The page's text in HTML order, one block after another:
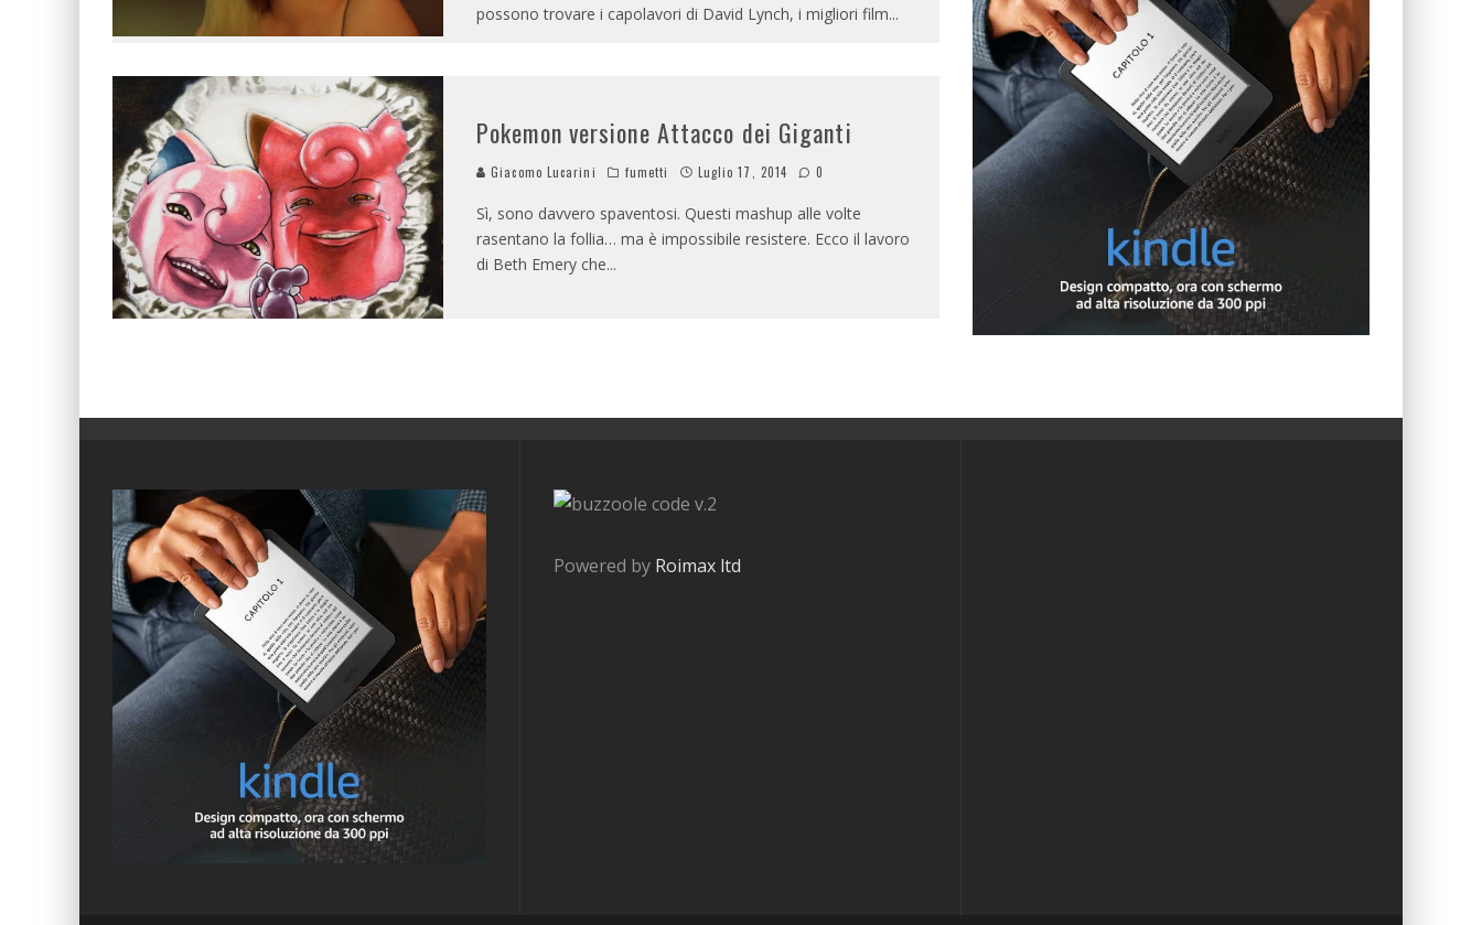
possono trovare i capolavori di David Lynch, i migliori film...
Pokemon versione Attacco dei Giganti
Giacomo Lucarini fumetti Luglio 17, 2014 0
Sì, sono davvero spaventosi. Questi mashup alle volte
rasentano la follia… ma è impossibile resistere. Ecco il lavoro
di Beth Emery che...
v.2
Powered by Roimax ltd